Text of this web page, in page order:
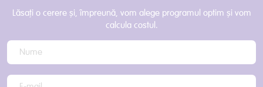
Lăsați o cerere și, împreună, vom alege programul optim și vom
calcula costul.